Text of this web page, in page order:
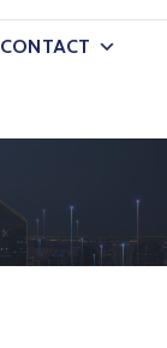
CONTACT